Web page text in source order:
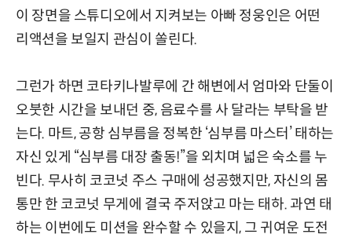
이 장면을 스튜디오에서 지켜보는 아빠 정웅인은 어떤
리액션을 보일지 관심이 쏠린다.
그런가 하면 코타키나발루에 간 해변에서 엄마와 단둘이
오붓한 시간을 보내던 중, 음료수를 사 달라는 부탁을 받
는다. 마트, 공항 심부름을 정복한 ‘심부름 마스터’ 태하는
자신 있게 “심부름 대장 출동!”을 외치며 넓은 숙소를 누
빈다. 무사히 코코넛 주스 구매에 성공했지만, 자신의 몸
통만 한 코코넛 무게에 결국 주저앉고 마는 태하. 과연 태
하는 이번에도 미션을 완수할 수 있을지, 그 귀여운 도전